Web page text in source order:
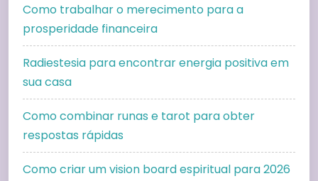
Como trabalhar o merecimento para a
prosperidade financeira
Radiestesia para encontrar energia positiva em
sua casa
Como combinar runas e tarot para obter
respostas rápidas
Como criar um vision board espiritual para 2026